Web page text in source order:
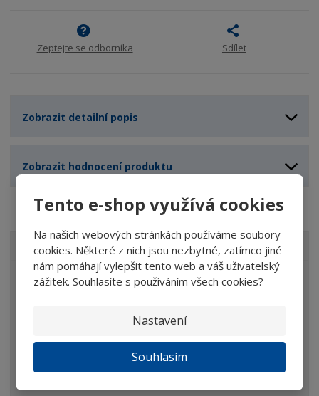
Tento e-shop využívá cookies
Na našich webových stránkách používáme soubory
cookies. Některé z nich jsou nezbytné, zatímco jiné
nám pomáhají vylepšit tento web a váš uživatelský
zážitek. Souhlasíte s používáním všech cookies?
Nastavení
Souhlasím
Zeptejte se odborníka Sdílet
Zobrazit detailní popis
Zobrazit hodnocení produktu
VŠECHNY KATEGORIE
Lupy